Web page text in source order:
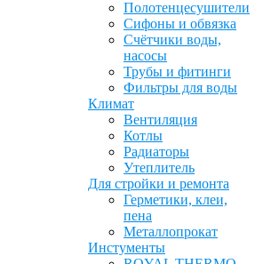
Полотенцесушители
Сифоны и обвязка
Счётчики воды,
насосы
Трубы и фитинги
Фильтры для воды
Климат
Вентиляция
Котлы
Радиаторы
Утеплитель
Для стройки и ремонта
Герметики, клеи,
пена
Металлопрокат
Инстументы